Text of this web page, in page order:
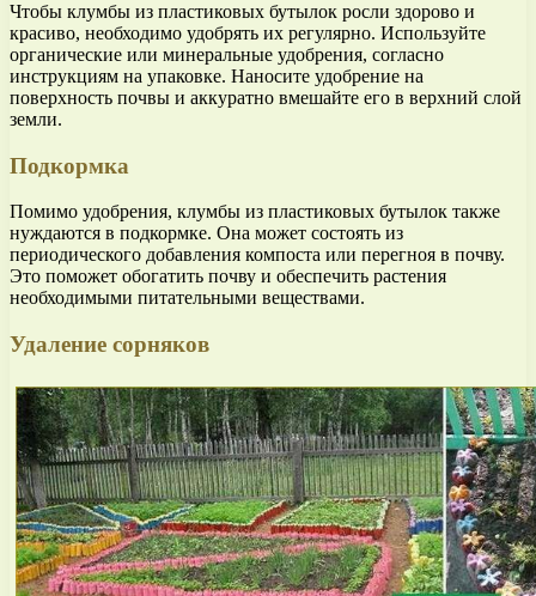
Чтобы клумбы из пластиковых бутылок росли здорово и
красиво, необходимо удобрять их регулярно. Используйте
органические или минеральные удобрения, согласно
инструкциям на упаковке. Наносите удобрение на
поверхность почвы и аккуратно вмешайте его в верхний слой
земли.
Подкормка
Помимо удобрения, клумбы из пластиковых бутылок также
нуждаются в подкормке. Она может состоять из
периодического добавления компоста или перегноя в почву.
Это поможет обогатить почву и обеспечить растения
необходимыми питательными веществами.
Удаление сорняков